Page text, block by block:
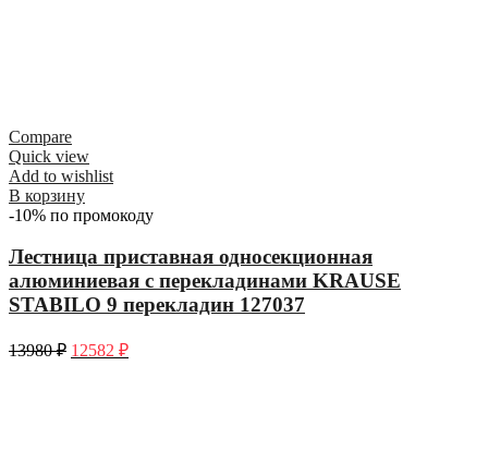
Compare
Quick view
Add to wishlist
В корзину
-10% по промокоду
Лестница приставная односекционная
алюминиевая с перекладинами KRAUSE
STABILO 9 перекладин 127037
13980₽ 12582 ₽